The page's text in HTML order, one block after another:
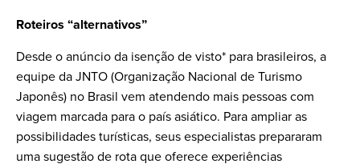
Roteiros “alternativos”
Desde o anúncio da isenção de visto* para brasileiros, a
equipe da JNTO (Organização Nacional de Turismo
Japonês) no Brasil vem atendendo mais pessoas com
viagem marcada para o país asiático. Para ampliar as
possibilidades turísticas, seus especialistas prepararam
uma sugestão de rota que oferece experiências